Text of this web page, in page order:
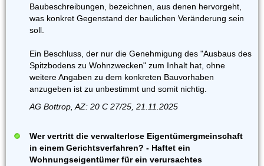
Baubeschreibungen, bezeichnen, aus denen hervorgeht,
was konkret Gegenstand der baulichen Veränderung sein
soll.
Ein Beschluss, der nur die Genehmigung des "Ausbaus des
Spitzbodens zu Wohnzwecken" zum Inhalt hat, ohne
weitere Angaben zu dem konkreten Bauvorhaben
anzugeben ist zu unbestimmt und somit nichtig.
AG Bottrop, AZ: 20 C 27/25, 21.11.2025
Wer vertritt die verwalterlose Eigentümergmeinschaft
in einem Gerichtsverfahren? - Haftet ein
Wohnungseigentümer für ein verursachtes